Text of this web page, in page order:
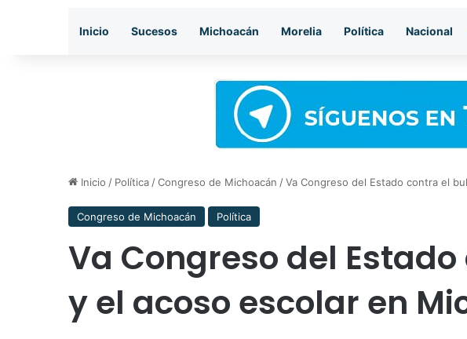
Inicio Sucesos Michoacán Morelia Política Nacional
Inicio / Política /Congreso de Michoacán /Va Congreso del Estado contra el
Congreso de Michoacán Política
Va Congreso del
y el acoso escolar en